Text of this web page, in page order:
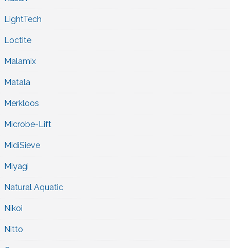
LightTech
Loctite
Malamix
Matala
Merkloos
Microbe-Lift
MidiSieve
Miyagi
Natural Aquatic
Nikoi
Nitto